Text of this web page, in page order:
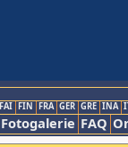
FAI FIN FRA GER GRE INA
Fotogalerie FAQ